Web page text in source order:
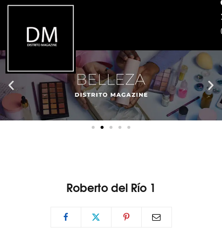
Roberto del Río 1